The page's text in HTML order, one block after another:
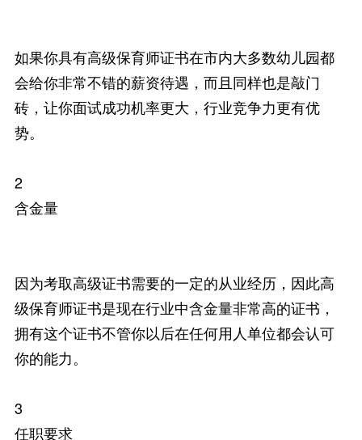
如果你具有高级保育师证书在市内大多数幼儿园都
会给你非常不错的薪资待遇，而且同样也是敲门
砖，让你面试成功机率更大，行业竞争力更有优
势。
2
含金量
因为考取高级证书需要的一定的从业经历，因此高
级保育师证书是现在行业中含金量非常高的证书，
拥有这个证书不管你以后在任何用人单位都会认可
你的能力。
3
任职要求